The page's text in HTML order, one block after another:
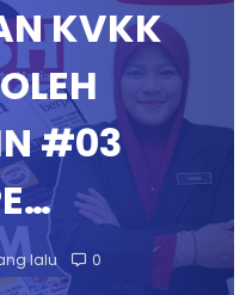
KVKK
#03
lalu 0